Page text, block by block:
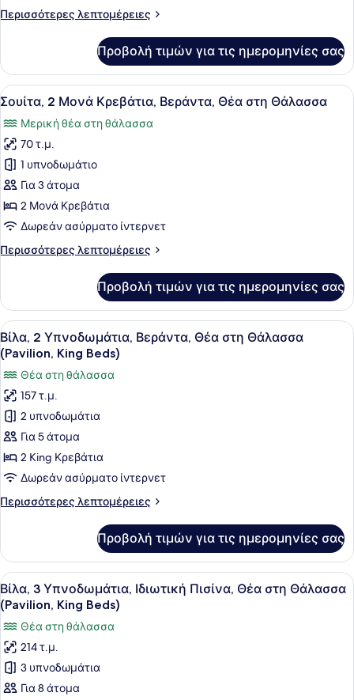
Θέα
(Pavilion,
2
&
1
Twin)
Περισσότερες λεπτομέρειες
Περισσότερες
3
Υπνοδωμάτια,
Ιδιωτική
Θέα
στη
Θάλασσα
(Pavilion,
2
Kings
&
Προβολή τιμών για τις ημερομηνίες σας
Προβολή
όλων
των
φωτογραφιών
για
Σουίτα,
2
Μονά
Κρεβάτια,
Βεράντα,
Θάλασσα
Ένα δωμάτιο ξενοδοχείου με δύο
4
Σουίτα, 2 Μονά Κρεβάτια, Βεράντα, Θέα στη Θάλασσα
Μερική θέα στη θάλασσα
70 τ.μ.
1 υπνοδωμάτιο
Για 3 άτομα
2 Μονά Κρεβάτια
Δωρεάν ασύρματο ίντερνετ
Περισσότερες λεπτομέρειες
Περισσότερες
2
Μονά
Κρεβάτια,
Βεράντα,
Θέα
στη
Θάλασσα
Προβολή τιμών για τις ημερομηνίες σας
Προβολή
όλων
των
φωτογραφιών
για
Βίλα,
2
Υπνοδωμάτια,
Βεράντα,
στη
King
Beds)
Ένα σύγχρονο δωμάτιο
5
Βίλα, 2 Υπνοδωμάτια, Βεράντα, Θέα στη Θάλασσα
(Pavilion, King Beds)
Θέα στη θάλασσα
157 τ.μ.
2 υπνοδωμάτια
Για 5 άτομα
2 King Κρεβάτια
Δωρεάν ασύρματο ίντερνετ
Περισσότερες λεπτομέρειες
Περισσότερες
2
Υπνοδωμάτια,
Βεράντα,
Θέα
στη
Θάλασσα
(Pavilion,
King
Beds)
Προβολή τιμών για τις ημερομηνίες σας
Προβολή
όλων
των
φωτογραφιών
για
Βίλα,
3
Ένα σύγχρονο δωμάτιο
5
Βίλα, 3 Υπνοδωμάτια, Ιδιωτική Πισίνα, Θέα στη Θάλασσα
(Pavilion, King Beds)
Θέα στη θάλασσα
214 τ.μ.
3 υπνοδωμάτια
Για 8 άτομα